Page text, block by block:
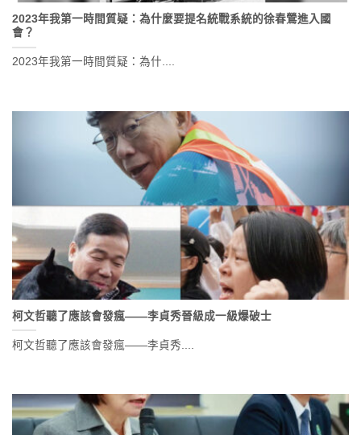
2023年我第一時間質疑：為什麼要提名統戰系統的徐春鶯進入國
會？
2023年我第一時間質疑：為什....
柯文哲聽了應該會發瘋——李貞秀晉級成一級爆破士
柯文哲聽了應該會發瘋——李貞秀....